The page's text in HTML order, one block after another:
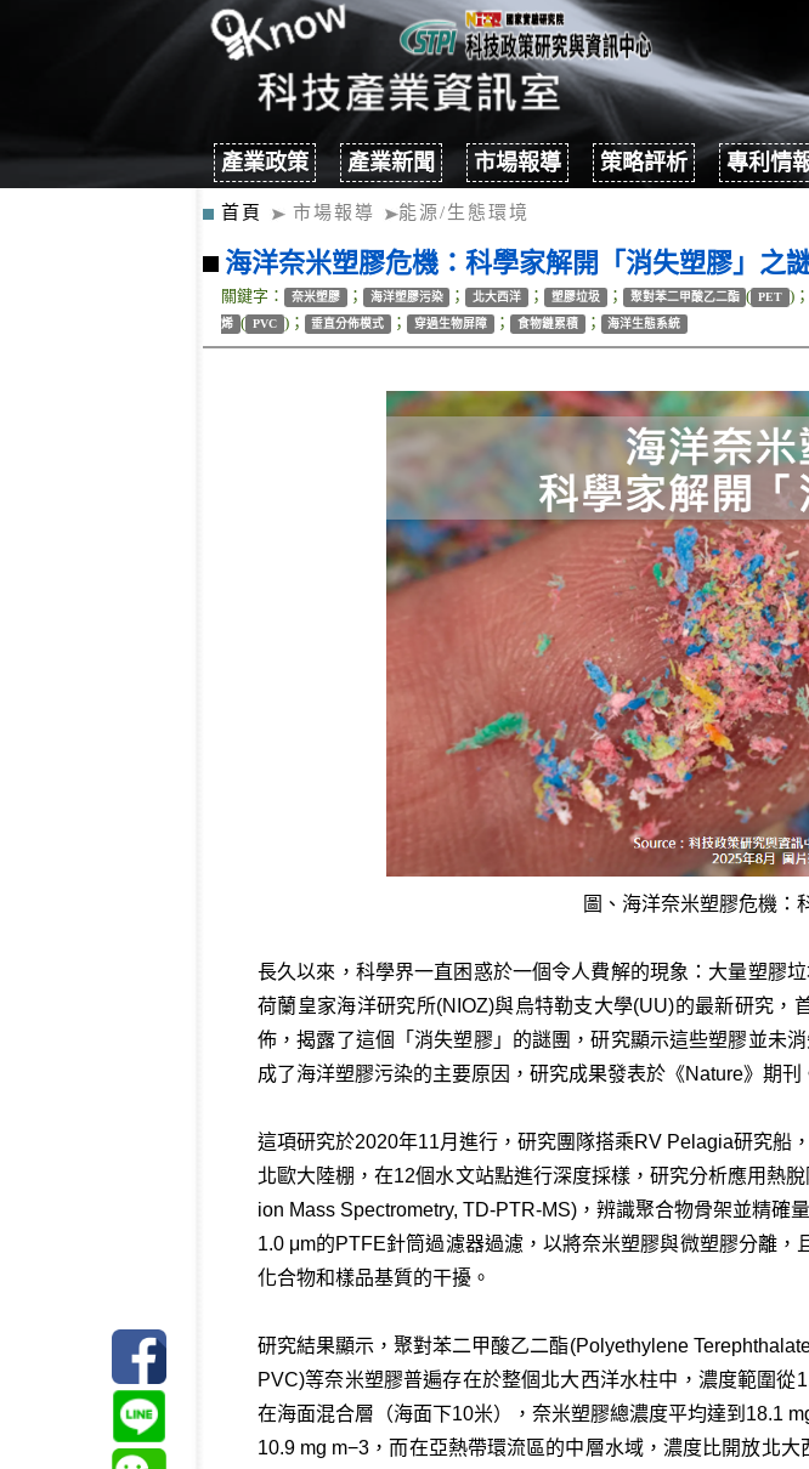
產業政策 產業新聞 市場報導 策略評析 專利情
首頁 市場報導 能源/生態環境
海洋奈米塑膠危機：科學家解開「消失塑膠」之
關鍵字： 奈米塑膠 ； 海洋塑膠污染 ； 北大西洋 ； 塑膠垃圾 ； 聚對苯二甲酸乙二酯 ( PET )
烯 ( PVC )； 垂直分佈模式 ； 穿過生物屏障 ； 食物鏈累積 ； 海洋生態系統
圖、海洋奈米塑膠危機：
長久以來，科學界一直困惑於一個令人費解的現象：大量塑膠
荷蘭皇家海洋研究所(NIOZ)與烏特勒支大學(UU)的最新研究
佈，揭露了這個「消失塑膠」的謎團，研究顯示這些塑膠並未
成了海洋塑膠污染的主要原因，研究成果發表於《Nature》期刊
這項研究於2020年11月進行，研究團隊搭乘RV Pelagia研究船
北歐大陸棚，在12個水文站點進行深度採樣，研究分析應用熱
ion Mass Spectrometry, TD-PTR-MS)，辨識聚合物骨架並精
1.0 μm的PTFE針筒過濾器過濾，以將奈米塑膠與微塑膠分離
化合物和樣品基質的干擾。
研究結果顯示，聚對苯二甲酸乙二酯(Polyethylene
PVC)等奈米塑膠普遍存在於整個北大西洋水柱中，濃度範圍從
在海面混合層（海面下10米），奈米塑膠總濃度平均達到18.1
10.9 mg m−3，而在亞熱帶環流區的中層水域，濃度比開放北